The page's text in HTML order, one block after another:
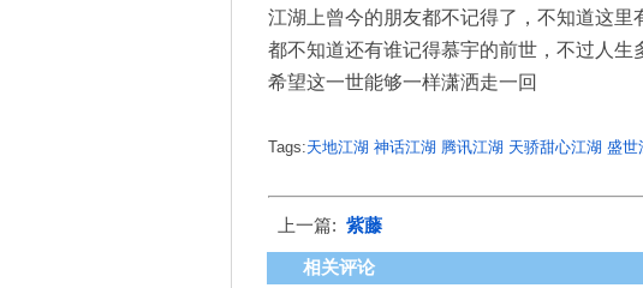
江湖上曾今的朋友都不记得了，不知道这里
都不知道还有谁记得慕宇的前世，不过人生
希望这一世能够一样潇洒走一回
Tags:天地江湖 神话江湖 腾讯江湖 天骄甜心江湖 盛世
上一篇: 紫藤
相关评论